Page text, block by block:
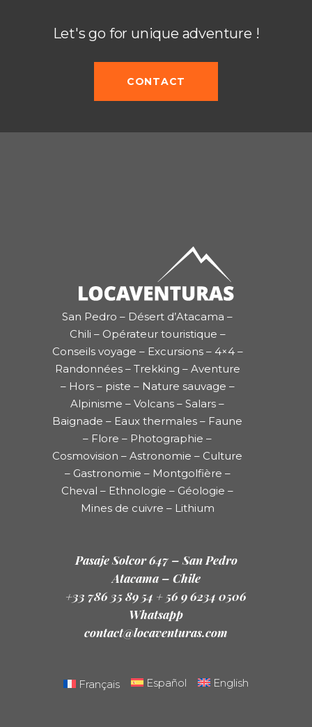
Let's go for unique adventure !
CONTACT
San Pedro – Désert d’Atacama –
Chili – Opérateur touristique –
Conseils voyage – Excursions – 4×4 –
Randonnées – Trekking – Aventure
– Hors – piste – Nature sauvage –
Alpinisme – Volcans – Salars –
Baignade – Eaux thermales – Faune
– Flore – Photographie –
Cosmovision – Astronomie – Culture
– Gastronomie – Montgolfière –
Cheval – Ethnologie – Géologie –
Mines de cuivre – Lithium
Pasaje Solcor 647 – San Pedro
Atacama – Chile
+33 786 35 89 54 + 56 9 6234 0506
Whatsapp
contact@locaventuras.com
Français Español English